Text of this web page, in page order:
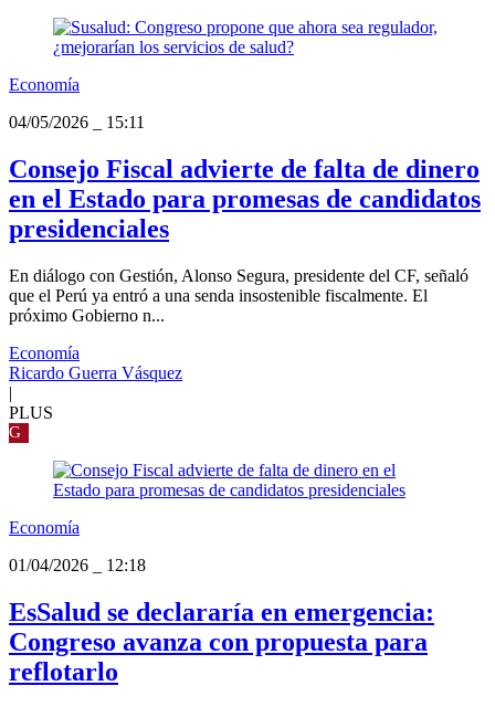
Economía
04/05/2026
15:11
Consejo Fiscal advierte de falta de dinero
en el Estado para promesas de candidatos
presidenciales
En diálogo con Gestión, Alonso Segura, presidente del CF, señaló
que el Perú ya entró a una senda insostenible fiscalmente. El
próximo Gobierno n...
Economía
Ricardo Guerra Vásquez
|
PLUS
G
Economía
01/04/2026
12:18
EsSalud se declararía en emergencia:
Congreso avanza con propuesta para
reflotarlo